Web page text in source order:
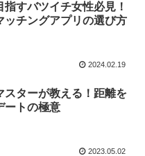
指すバツイチ女性必見！
ッチングアプリの選び方
2024.02.19
スターが教える！距離を
ートの極意
2023.05.02